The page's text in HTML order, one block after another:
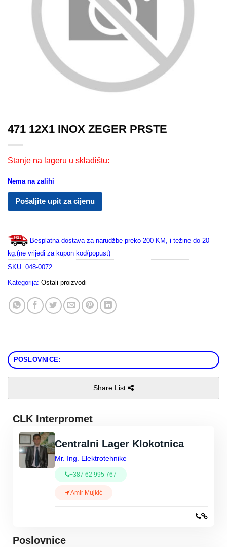
471 12X1 INOX ZEGER PRSTE
Stanje na lageru u skladištu:
Nema na zalihi
Pošaljite upit za cijenu
Besplatna dostava za narudžbe preko 200 KM, i težine do 20
kg.(ne vrijedi za kupon kod/popust)
SKU: 048-0072
Kategorija: Ostali proizvodi
POSLOVNICE:
Share List
CLK Interpromet
Centralni Lager Klokotnica
Mr. Ing. Elektrotehnike
+387 62 995 767
Amir Mujkić
Poslovnice